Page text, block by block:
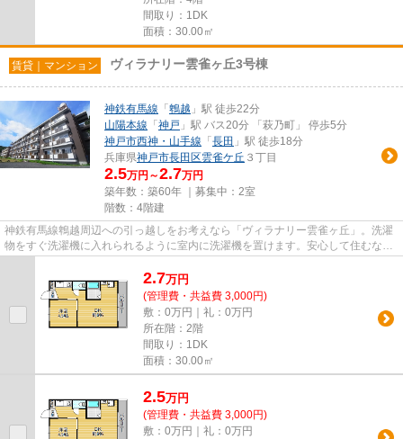
間取り：1DK
面積：30.00㎡
賃貸｜マンション ヴィラナリー雲雀ヶ丘3号棟
神鉄有馬線 「 鵯越 」駅 徒歩22分
山陽本線 「 神戸 」駅 バス20分 「萩乃町」 停歩5分
神戸市西神・山手線 「 長田 」駅 徒歩18分
兵庫県神戸市長田区雲雀ケ丘 ３丁目
2.5万円～2.7万円
築年数：築60年 ｜募集中： 2室
階数：4階建
神鉄有馬線鵯越周辺への引っ越しをお考えなら「ヴィラナリー雲雀ヶ丘」。洗濯
物をすぐ洗濯機に入れられるように室内に洗濯機を置けます。安心して住むな
2.7万円
(管理費・共益費 3,000円)
敷：0万円｜礼：0万円
所在階：2階
間取り：1DK
面積：30.00㎡
2.5万円
(管理費・共益費 3,000円)
敷：0万円｜礼：0万円